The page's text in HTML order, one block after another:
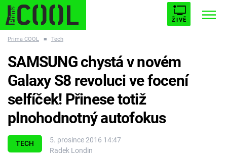
ŽIVĚ
ESCAPE PLNEJ KOTEL AVENGERS 5
Témata
Prima COOL ■ Tech
TECH
5. prosince 2016 14:47
Radek Londin
SAMSUNG chystá v novém
Galaxy S8 revoluci ve focení
selfíček! Přinese totiž
plnohodnotný autofokus